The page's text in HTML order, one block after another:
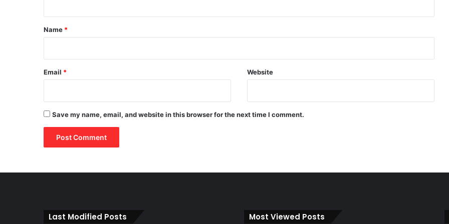
*
Name *
Email * Website
Save my name, email, and website in this browser for the next time I comment.
Last Modified Posts Most Viewed Posts